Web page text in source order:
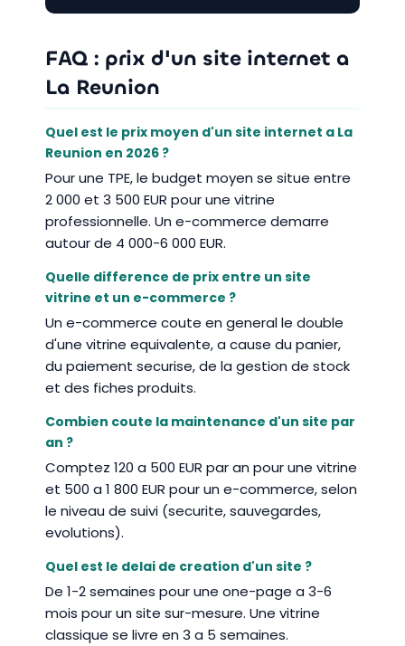
FAQ : prix d'un site internet a
La Reunion
Quel est le prix moyen d'un site internet a La
Reunion en 2026 ?
Pour une TPE, le budget moyen se situe entre
2 000 et 3 500 EUR pour une vitrine
professionnelle. Un e-commerce demarre
autour de 4 000-6 000 EUR.
Quelle difference de prix entre un site
vitrine et un e-commerce ?
Un e-commerce coute en general le double
d'une vitrine equivalente, a cause du panier,
du paiement securise, de la gestion de stock
et des fiches produits.
Combien coute la maintenance d'un site par
an ?
Comptez 120 a 500 EUR par an pour une vitrine
et 500 a 1 800 EUR pour un e-commerce, selon
le niveau de suivi (securite, sauvegardes,
evolutions).
Quel est le delai de creation d'un site ?
De 1-2 semaines pour une one-page a 3-6
mois pour un site sur-mesure. Une vitrine
classique se livre en 3 a 5 semaines.